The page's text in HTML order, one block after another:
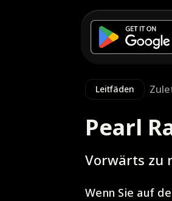
Leitfäden
Pearl
Vorwärts zu
Wenn Sie auf